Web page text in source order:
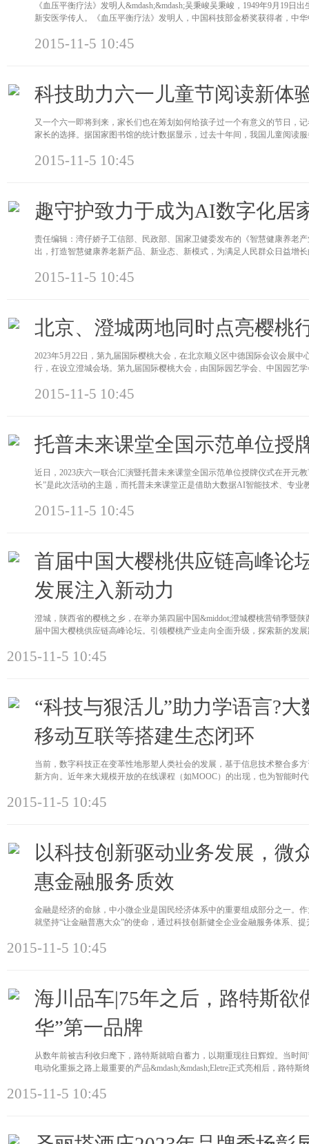
《血压平衡疗法》发明人&mdash;&mdash;吴秉峻吴秉峻，1949年9月19日
新安医学传人。《血压平衡疗法》发明人，中国科技部金桥奖获得者，中
2015-11-5 10:45
科技助力六一儿童节阅读新体
又一个六一即将到来，家长们也在筹划如何给孩子过一个有意义的节日，
家长的选择。据国家图书馆的统计数据显示，过去十年间，我国儿童阅读
2015-11-5 10:45
趣守护致力于成为AI数字化居
责任编辑：湾仔娇子工信部、民政部、国家卫健委发布的《智慧健康养老产
出，打造智慧健康养老新产品、新业态、新模式，为满足人民群众日益增
2015-11-5 10:45
北京、澄城两地同时点亮樱桃
2023年5月22日，第九届国际樱桃大会，在北京顺义区中德国际会议会展
行，在设立澄城会场。第九届国际樱桃大会，由国际园艺学会、中国园艺
2015-11-5 10:45
托普未来课堂全国示范单位授
近日，2023庆六一联合汇演暨托普未来课堂全国示范单位授牌仪式在开元
长”是此次活动的主题，而托普未来课堂正是借助大数据AI智能技术、专业
2015-11-5 10:45
首届中国大樱桃供应链高峰论
发展注入新动力
澄城，陕西省的樱桃之乡，在举办第四届中国&middot;澄城樱桃营销季暨
届中国大樱桃供应链高峰论坛。引领樱桃产业走向全面升级，探索新的发
2015-11-5 10:45
“科技与狠活儿”助力学语言?
移动互联等搭建生态闭环
当前，数字科技正在变革性地形塑人类社会的发展，基于信息技术整合多
新方向。近年来大规模开放的在线课程（如MOOC）的出现，也为智能时
2015-11-5 10:45
以科技创新驱动业务发展，微
惠金融服务质效
金融是经济的命脉，中小微企业是国民经济体系中的重要组成部分之一。
就坚持“让金融普惠大众”的使命，通过科技创新健全企业金融服务体系、
2015-11-5 10:45
海川品车|75年之后，路特斯欲
华”第一品牌
从数年前被吉利收归麾下，路特斯就暗自蓄力，以期重现往日辉煌。当时
电动化重振之路上最重要的产品&mdash;&mdash;Eletre正式亮相后，路特斯
2015-11-5 10:45